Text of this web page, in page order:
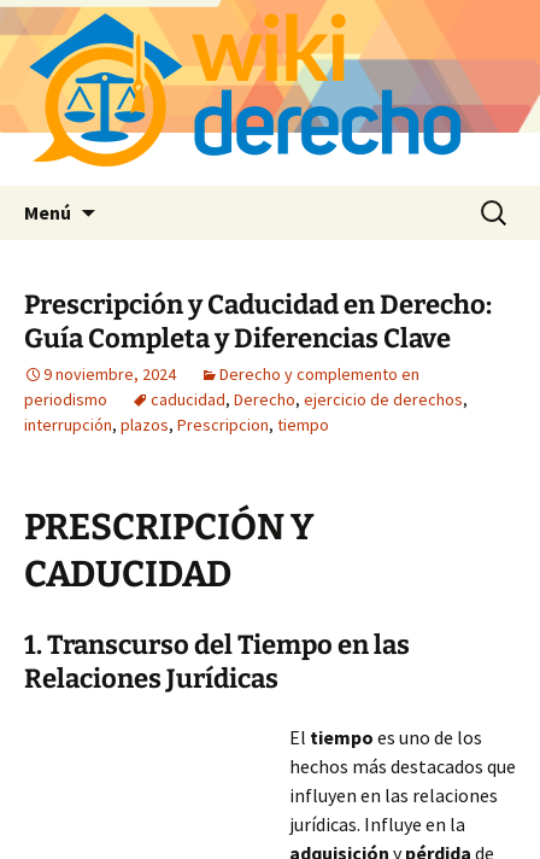
Menú Buscar:
Prescripción y Caducidad en Derecho:
Guía Completa y Diferencias Clave
9 noviembre, 2024
Derecho y complemento en
periodismo
caducidad, Derecho, ejercicio de derechos,
interrupción, plazos, Prescripcion, tiempo
PRESCRIPCIÓN Y
CADUCIDAD
1. Transcurso del Tiempo en las
Relaciones Jurídicas
El tiempo es uno de los
hechos más destacados que
influyen en las relaciones
jurídicas. Influye en la
adquisición ypérdida de